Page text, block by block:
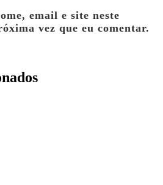
email e site neste
vez que eu comentar.